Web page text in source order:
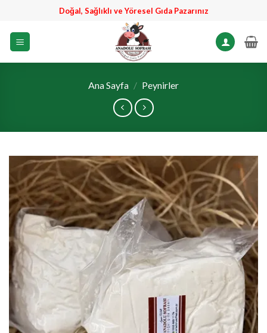
Doğal, Sağlıklı ve Yöresel Gıda Pazarınız
Ana Sayfa / Peynirler